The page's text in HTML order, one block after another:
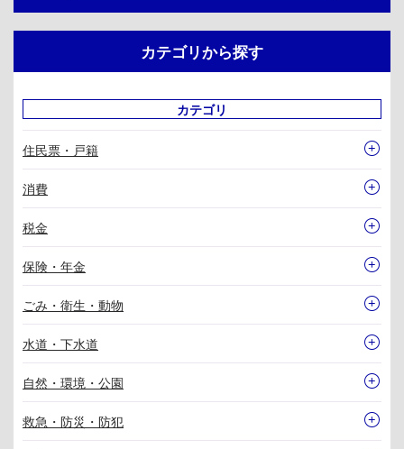
カテゴリから探す
カテゴリ
住民票・戸籍
消費
税金
保険・年金
ごみ・衛生・動物
水道・下水道
自然・環境・公園
救急・防災・防犯